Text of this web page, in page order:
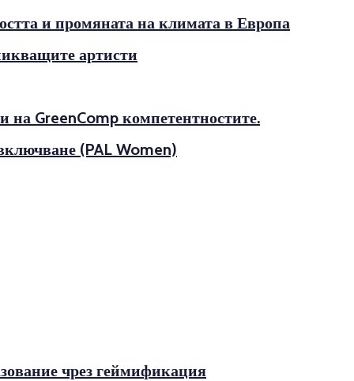
и промяната на климата в Европа
артисти
на GreenComp компетентностите.
(PAL Women)
чрез геймификация